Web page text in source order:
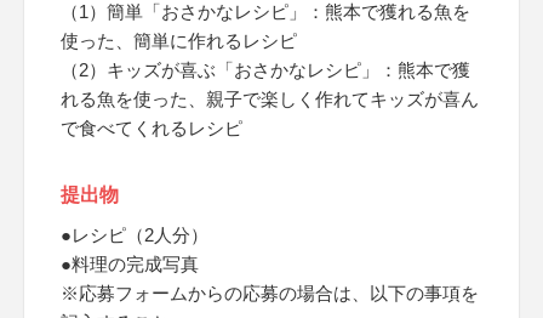
（1）簡単「おさかなレシピ」：熊本で獲れる魚を
使った、簡単に作れるレシピ
（2）キッズが喜ぶ「おさかなレシピ」：熊本で獲
れる魚を使った、親子で楽しく作れてキッズが喜ん
で食べてくれるレシピ
提出物
●レシピ（2人分）
●料理の完成写真
※応募フォームからの応募の場合は、以下の事項を